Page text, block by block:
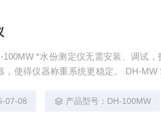
*水份测定仪无需安装、调试，拆箱即可使用
器称重系统更稳定。 DH-MW Series *内设15组存储空
07-08 产品型号：DH-100MW